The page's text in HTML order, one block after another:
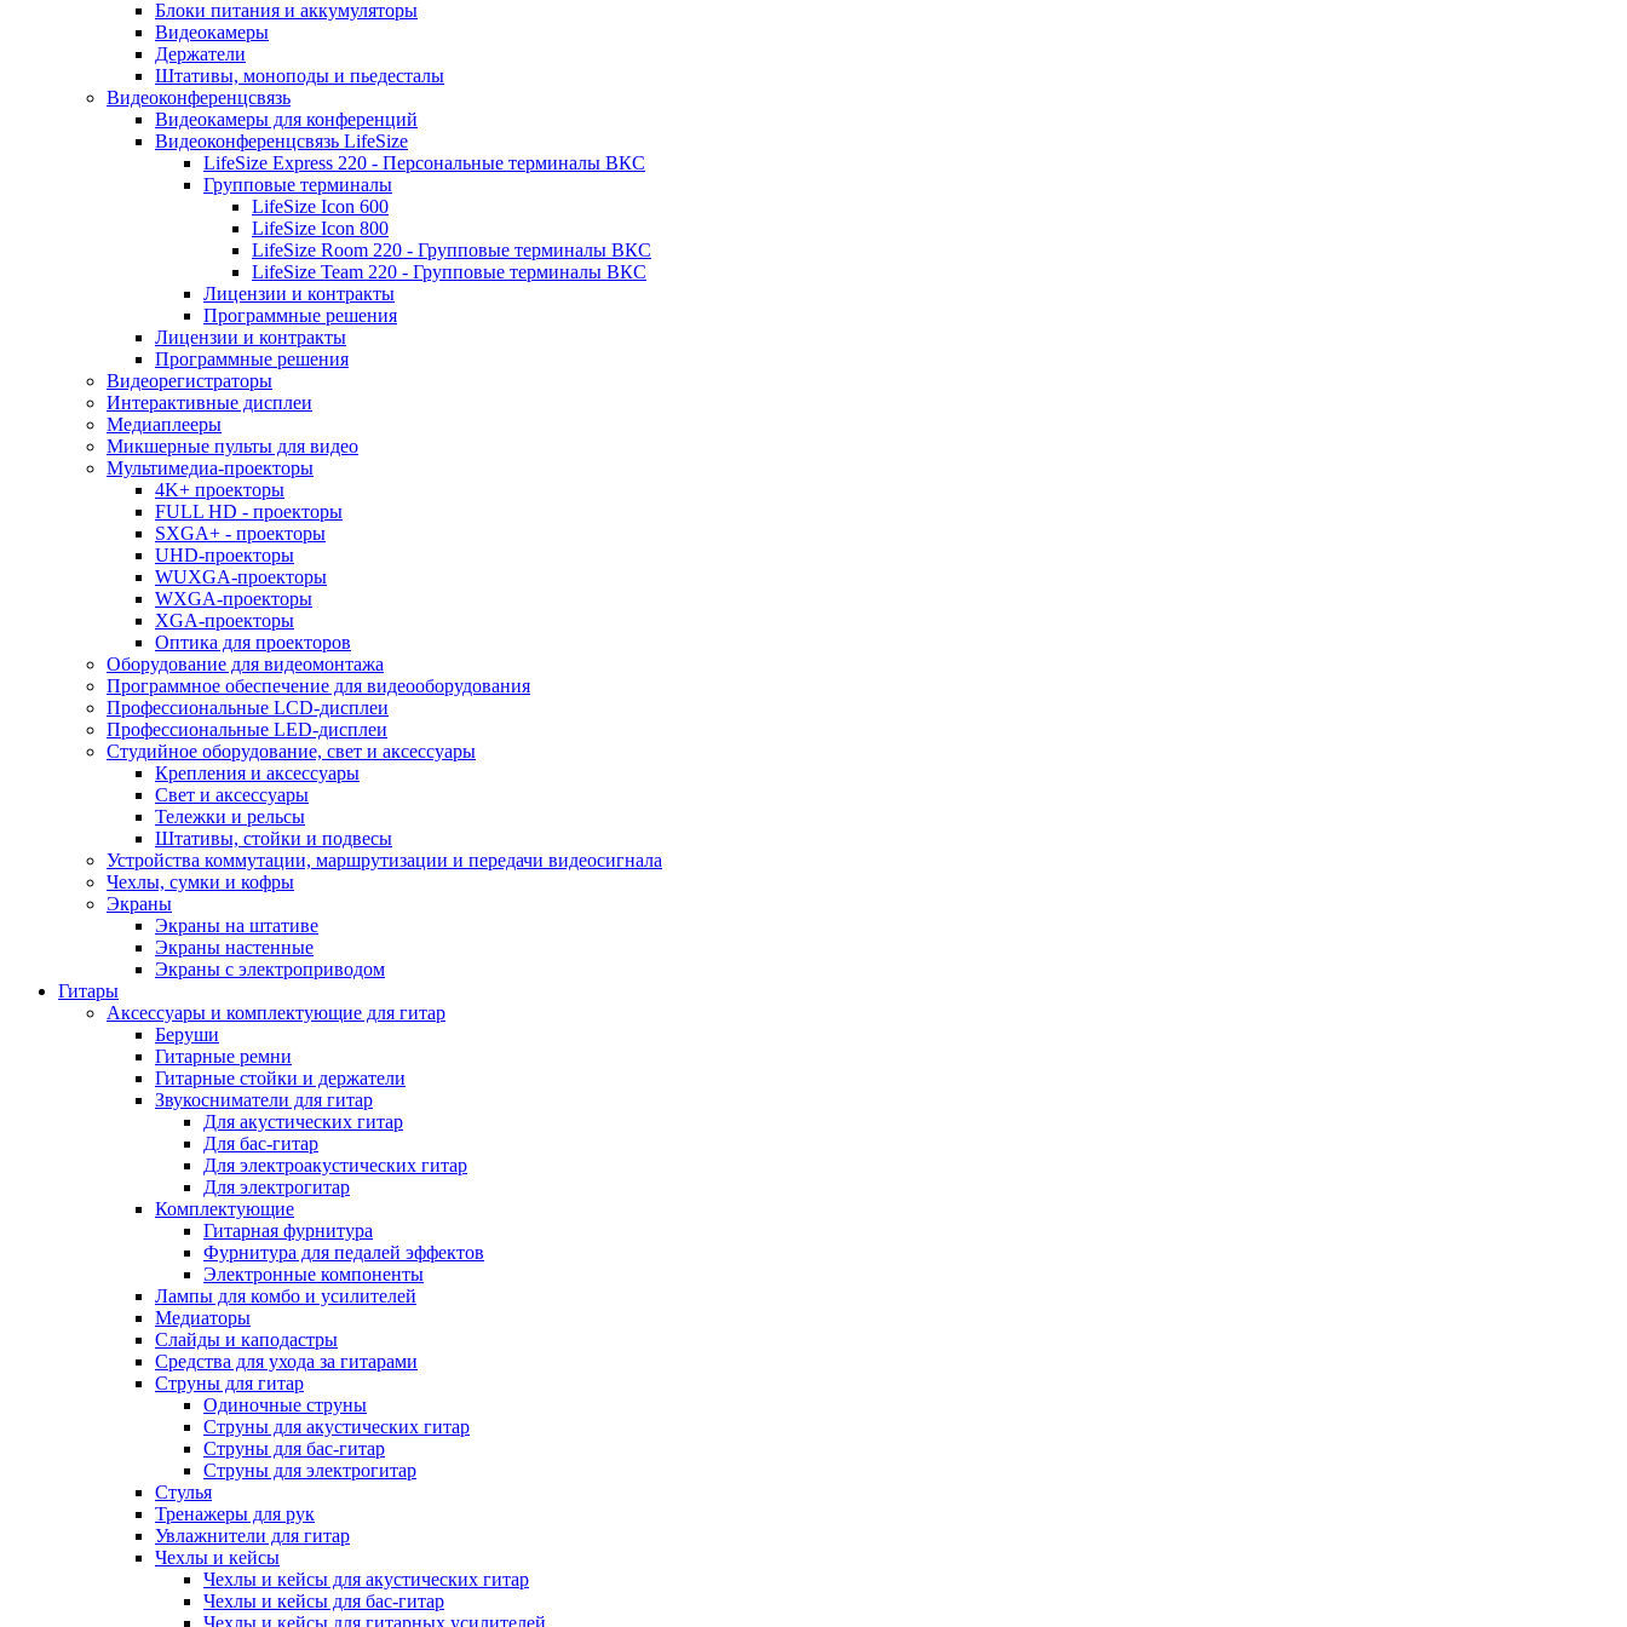
Блоки питания и аккумуляторы
Видеокамеры
Держатели
Штативы, моноподы и пьедесталы
Видеоконференцсвязь
Видеокамеры для конференций
Видеоконференцсвязь LifeSize
LifeSize Express 220 - Персональные терминалы ВКС
Групповые терминалы
LifeSize Icon 600
LifeSize Icon 800
LifeSize Room 220 - Групповые терминалы ВКС
LifeSize Team 220 - Групповые терминалы ВКС
Лицензии и контракты
Программные решения
Лицензии и контракты
Программные решения
Видеорегистраторы
Интерактивные дисплеи
Медиаплееры
Микшерные пульты для видео
Мультимедиа-проекторы
4K+ проекторы
FULL HD - проекторы
SXGA+ - проекторы
UHD-проекторы
WUXGA-проекторы
WXGA-проекторы
XGA-проекторы
Оптика для проекторов
Оборудование для видеомонтажа
Программное обеспечение для видеооборудования
Профессиональные LCD-дисплеи
Профессиональные LED-дисплеи
Студийное оборудование, свет и аксессуары
Крепления и аксессуары
Свет и аксессуары
Тележки и рельсы
Штативы, стойки и подвесы
Устройства коммутации, маршрутизации и передачи видеосигнала
Чехлы, сумки и кофры
Экраны
Экраны на штативе
Экраны настенные
Экраны с электроприводом
Гитары
Аксессуары и комплектующие для гитар
Беруши
Гитарные ремни
Гитарные стойки и держатели
Звукосниматели для гитар
Для акустических гитар
Для бас-гитар
Для электроакустических гитар
Для электрогитар
Комплектующие
Гитарная фурнитура
Фурнитура для педалей эффектов
Электронные компоненты
Лампы для комбо и усилителей
Медиаторы
Слайды и каподастры
Средства для ухода за гитарами
Струны для гитар
Одиночные струны
Струны для акустических гитар
Струны для бас-гитар
Струны для электрогитар
Стулья
Тренажеры для рук
Увлажнители для гитар
Чехлы и кейсы
Чехлы и кейсы для акустических гитар
Чехлы и кейсы для бас-гитар
Чехлы и кейсы для гитарных усилителей